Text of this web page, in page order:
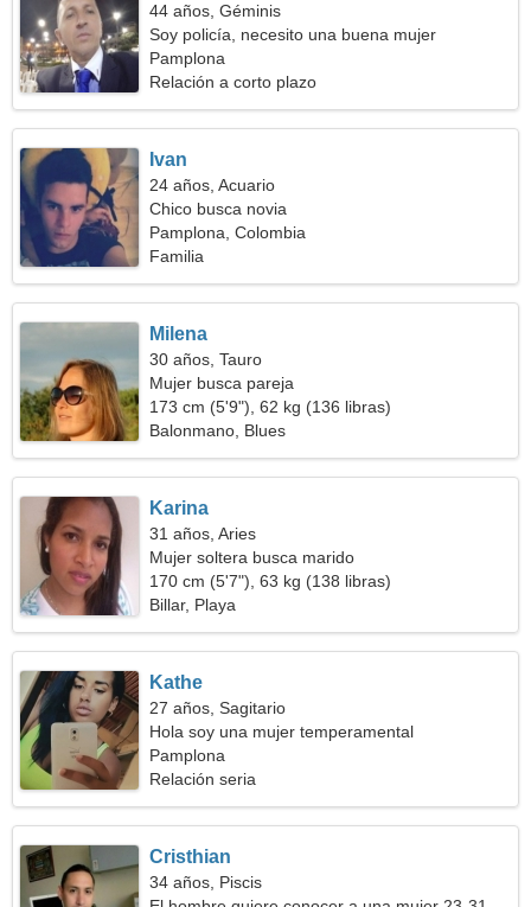
44 años, Géminis
Soy policía, necesito una buena mujer
Pamplona
Relación a corto plazo
Ivan
24 años, Acuario
Chico busca novia
Pamplona, Colombia
Familia
Milena
30 años, Tauro
Mujer busca pareja
173 cm (5'9"), 62 kg (136 libras)
Balonmano, Blues
Karina
31 años, Aries
Mujer soltera busca marido
170 cm (5'7"), 63 kg (138 libras)
Billar, Playa
Kathe
27 años, Sagitario
Hola soy una mujer temperamental
Pamplona
Relación seria
Cristhian
34 años, Piscis